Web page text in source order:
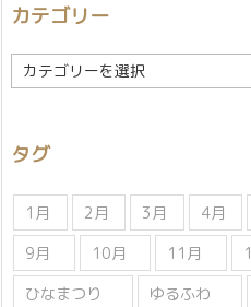
カテゴリー
カ
テ
ー
タグ
1月 2月 3月 4月
9月
10月 11月
ひなまつり
ゆるふわ